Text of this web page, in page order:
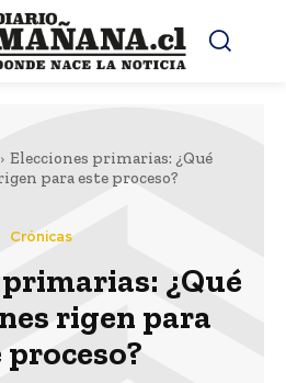
Elecciones primarias: ¿Qué
para este proceso?
Crónicas
¿Qué
rigen para
proceso?